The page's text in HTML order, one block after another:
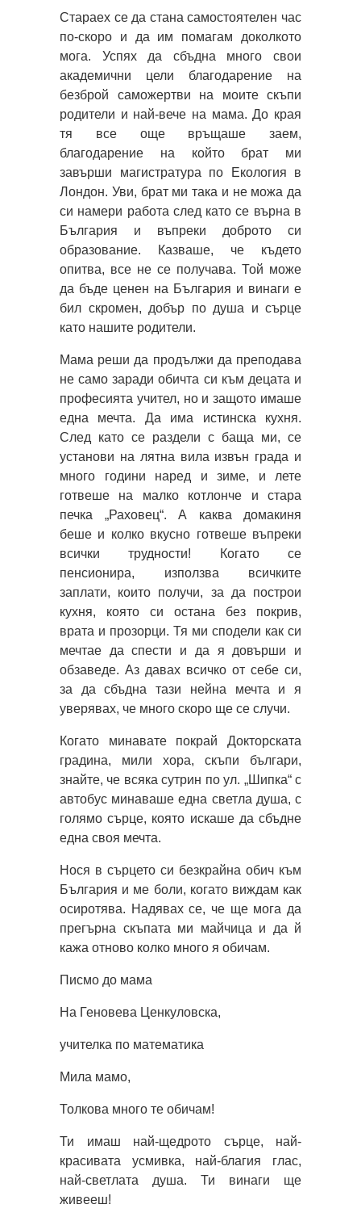
Стараех се да стана самостоятелен час
по-скоро и да им помагам доколкото
мога. Успях да сбъдна много свои
академични цели благодарение на
безброй саможертви на моите скъпи
родители и най-вече на мама. До края
тя все още връщаше заем,
благодарение на който брат ми
завърши магистратура по Екология в
Лондон. Уви, брат ми така и не можа да
си намери работа след като се върна в
България и въпреки доброто си
образование. Казваше, че където
опитва, все не се получава. Той може
да бъде ценен на България и винаги е
бил скромен, добър по душа и сърце
като нашите родители.
Мама реши да продължи да преподава
не само заради обичта си към децата и
професията учител, но и защото имаше
една мечта. Да има истинска кухня.
След като се раздели с баща ми, се
установи на лятна вила извън града и
много години наред и зиме, и лете
готвеше на малко котлонче и стара
печка „Раховец“. А каква домакиня
беше и колко вкусно готвеше въпреки
всички трудности! Когато се
пенсионира, използва всичките
заплати, които получи, за да построи
кухня, която си остана без покрив,
врата и прозорци. Тя ми сподели как си
мечтае да спести и да я довърши и
обзаведе. Аз давах всичко от себе си,
за да сбъдна тази нейна мечта и я
уверявах, че много скоро ще се случи.
Когато минавате покрай Докторската
градина, мили хора, скъпи българи,
знайте, че всяка сутрин по ул. „Шипка“ с
автобус минаваше една светла душа, с
голямо сърце, която искаше да сбъдне
една своя мечта.
Нося в сърцето си безкрайна обич към
България и ме боли, когато виждам как
осиротява. Надявах се, че ще мога да
прегърна скъпата ми майчица и да й
кажа отново колко много я обичам.
Писмо до мама
На Геновева Ценкуловска,
учителка по математика
Мила мамо,
Толкова много те обичам!
Ти имаш най-щедрото сърце, най-
красивата усмивка, най-благия глас,
най-светлата душа. Ти винаги ще
живееш!